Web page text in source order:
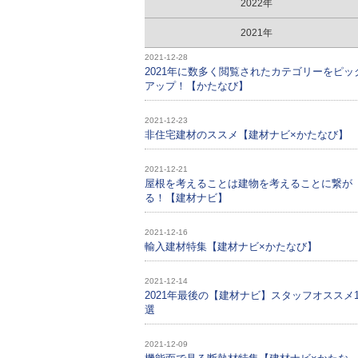
2022年
2021年
2021-12-28
2021年に数多く閲覧されたカテゴリーをピッ
アップ！【かたなび】
2021-12-23
非住宅建材のススメ【建材ナビ×かたなび】
2021-12-21
屋根を考えることは建物を考えることに繋が
る！【建材ナビ】
2021-12-16
輸入建材特集【建材ナビ×かたなび】
2021-12-14
2021年最後の【建材ナビ】スタッフオススメ
選
2021-12-09